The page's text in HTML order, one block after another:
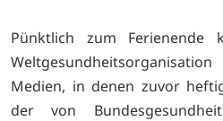
Pünktlich zum
Medien, in denen zuvor
der von